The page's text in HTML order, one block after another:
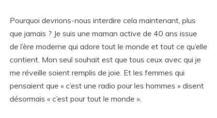
Pourquoi devrions-nous interdire cela maintenant, plus
que jamais ? Je suis une maman active de 40 ans issue
de l’ère moderne qui adore tout le monde et tout ce qu’elle
contient. Mon seul souhait est que tous ceux avec qui je
me réveille soient remplis de joie. Et les femmes qui
pensaient que « c’est une radio pour les hommes » disent
désormais « c’est pour tout le monde ».